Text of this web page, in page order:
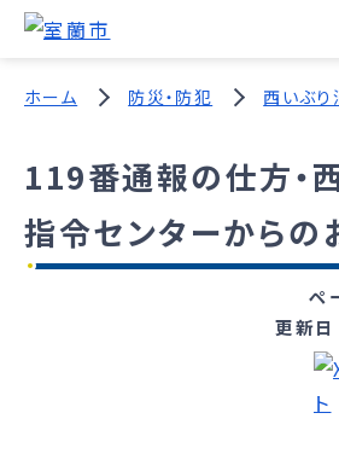
ホーム 防災・防犯 西いぶ
119番通報の仕方・
指令センターからの
ペ
更新日